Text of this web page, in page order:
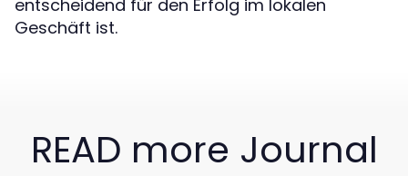
entscheidend für den Erfolg im lokalen
Geschäft ist.
READ more Journal